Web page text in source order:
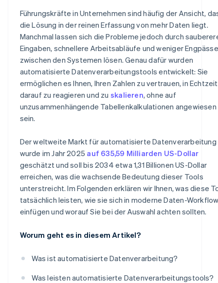
Hohe Leistung bei großer Skalierung
Zugänglichkeit für nicht-technische Teams
Strenge Sicherheitsfunktionen
Einfache Berichterstellung und Export
Führungskräfte in Unternehmen sind häufig der Ansicht,
die Lösung in der reinen Erfassung von mehr Daten liegt.
Manchmal lassen sich die Probleme jedoch durch
Eingaben, schnellere Arbeitsabläufe und weniger Engpässe
zwischen den Systemen lösen. Genau dafür wurden
automatisierte Datenverarbeitungstools entwickelt: Sie
ermöglichen es Ihnen, Ihren Zahlen zu vertrauen, in Echtzeit
darauf zu reagieren und zu skalieren, ohne auf
unzusammenhängende Tabellenkalkulationen angewiesen
sein.
Der weltweite Markt für automatisierte Datenverarbeitung
wurde im Jahr 2025 auf 635,59 Milliarden US-Dollar
geschätzt und soll bis 2034 etwa 1,31 Billionen US-Dollar
erreichen, was die wachsende Bedeutung dieser Tools
unterstreicht. Im Folgenden erklären wir Ihnen, was diese
tatsächlich leisten, wie sie sich in moderne Daten-
einfügen und worauf Sie bei der Auswahl achten sollten.
Worum geht es in diesem Artikel?
Was ist automatisierte Datenverarbeitung?
Was leisten automatisierte Datenverarbeitungstools?